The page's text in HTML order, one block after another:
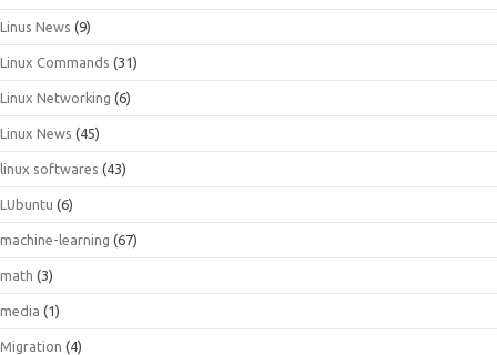
Linus News (9)
Linux Commands (31)
Linux Networking (6)
Linux News (45)
linux softwares (43)
LUbuntu (6)
machine-learning (67)
math (3)
media (1)
Migration (4)